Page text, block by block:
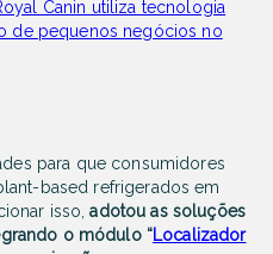
Canin utiliza tecnologia
de pequenos negócios no
para que consumidores
based refrigerados em
isso,adotou as soluções
o módulo “Localizador